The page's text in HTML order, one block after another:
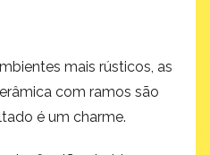
mais rústicos, as
com ramos são
é um charme.